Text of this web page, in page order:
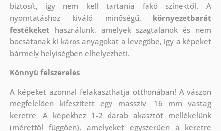
biztosít, így nem kell tartania fakó színektől. A
nyomtatáshoz kiváló minőségű, környezetbarát
festékeket használunk, amelyek szagtalanok és nem
bocsátanak ki káros anyagokat a levegőbe, így a képeket
bármely helyiségben elhelyezheti.
Könnyű felszerelés
A képeket azonnal felakaszthatja otthonában! A vászon
megfelelően kifeszített egy masszív, 16 mm vastag
keretre. A képekhez 1-2 darab akasztót mellékelünk
(mérettől függően), amelyeket egyszerűen a keretre